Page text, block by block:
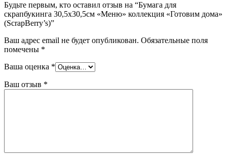
Будьте первым, кто оставил отзыв на “Бумага для
скрапбукинга 30,5х30,5см «Меню» коллекция «Готовим дома»
(ScrapBerry’s)”
Ваш адрес email не будет опубликован. Обязательные поля
помечены *
Ваша оценка *
Ваш отзыв *